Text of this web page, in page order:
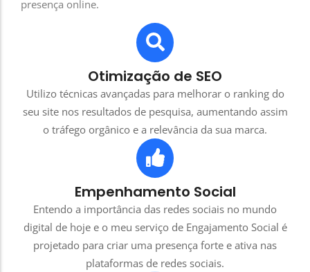
presença online.
Otimização de SEO
Utilizo técnicas avançadas para melhorar o ranking do
seu site nos resultados de pesquisa, aumentando assim
o tráfego orgânico e a relevância da sua marca.
Empenhamento Social
Entendo a importância das redes sociais no mundo
digital de hoje e o meu serviço de Engajamento Social é
projetado para criar uma presença forte e ativa nas
plataformas de redes sociais.